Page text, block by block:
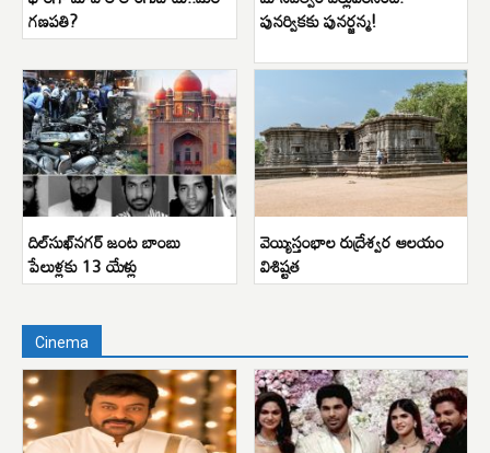
గణపతి? పునర్వికకు పునర్జన్మ!
దిల్‌సుఖ్‌నగర్ జంట బాంబు
పేలుళ్లకు 13 యేళ్లు
వెయ్యిస్తంభాల రుద్రేశ్వర ఆలయం
విశిష్టత
Cinema